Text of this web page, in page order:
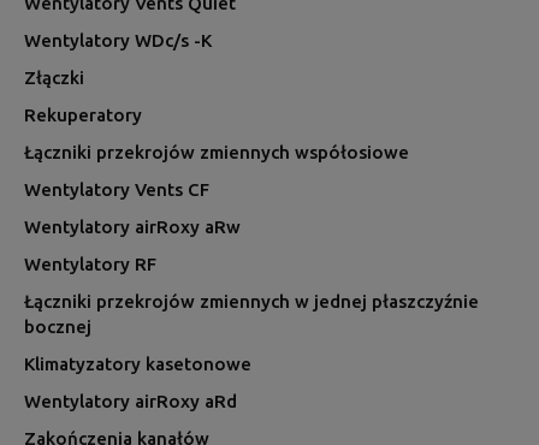
Wentylatory WDc/s -K
Złączki
Rekuperatory
Łączniki przekrojów zmiennych współosiowe
Wentylatory Vents CF
Wentylatory airRoxy aRw
Wentylatory RF
Łączniki przekrojów zmiennych w jednej płaszczyźnie
bocznej
Klimatyzatory kasetonowe
Wentylatory airRoxy aRd
Zakończenia kanałów